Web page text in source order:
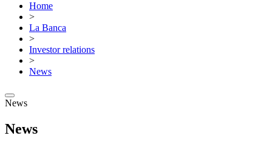
Home
>
La Banca
>
Investor relations
>
News
News
News